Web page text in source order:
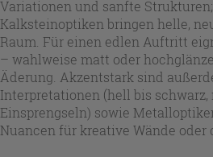
Variationen und sanfte
Kalksteinoptiken bringen helle,
Raum. Für einen edlen Auftritt
– wahlweise matt oder
Äderung. Akzentstark sind
Interpretationen (hell bis schwarz,
Einsprengseln) sowie
Nuancen für kreative Wände oder